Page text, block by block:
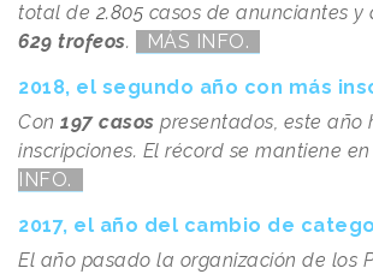
total de 2.805 casos de anunciantes
629 trofeos.
MÁS INFO.
2018, el segundo año con más
Con 197 casos presentados, este año
inscripciones. El récord se mantiene
INFO.
2017, el año del cambio de
El año pasado la organización de los